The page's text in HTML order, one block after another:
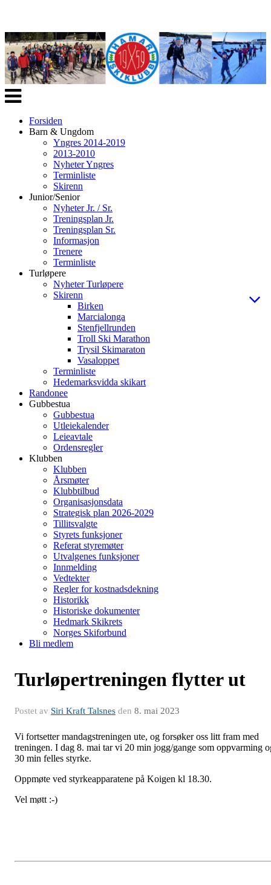
Veksle
navigasjon
Forsiden
Barn & Ungdom
Yngres 2014-2019
2013-2010
Nyheter Yngres
Terminliste
Skirenn
Junior/Senior
Nyheter Jr. / Sr.
Treningsplan Jr.
Treningsplan Sr.
Informasjon
Trenere
Terminliste
Turløpere
Nyheter Turløpere
Skirenn
Birken
Marcialonga
Stenfjellrunden
Troll Ski Marathon
Trysil Skimaraton
Vasaloppet
Terminliste
Hedemarksvidda skikart
Randonee
Gubbestua
Gubbestua
Utleiekalender
Leieavtale
Ordensregler
Klubben
Klubben
Årsmøter
Klubbtilbud
Organisasjonsdata
Strategisk plan 2026-2029
Tillitsvalgte
Styrets funksjoner
Referat styremøter
Utvalgenes funksjoner
Innmelding
Vedtekter
Regler for kostnadsdekning
Historikk
Historiske dokumenter
Hedmark Skikrets
Norges Skiforbund
Bli medlem
Turløpertreningen flytter ut
Postet av Siri Kraft Talsnes den 8. mai 2023
Vi fortsetter mandagstreningen ute, og forsøker oss litt fram med
treningen. I dag 8. mai tar vi 20 min jogg/gange som oppvarming
30 min felles styrke.
Oppmøte ved styrkeapparatene på Koigen kl 18.30.
Vel møtt :-)